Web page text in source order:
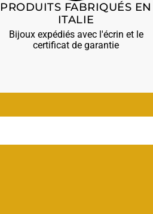
PRODUITS FABRIQUÉS EN
ITALIE
Bijoux expédiés avec l'écrin et le
certificat de garantie